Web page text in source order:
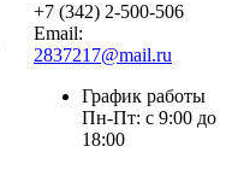
+7 (342) 2-500-506
Email:
2837217@mail.ru
График работы
Пн-Пт: с 9:00 до
18:00